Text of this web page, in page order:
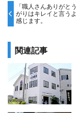
「職人さんありがと
がりはキレイと言う
感じます。
関連記事